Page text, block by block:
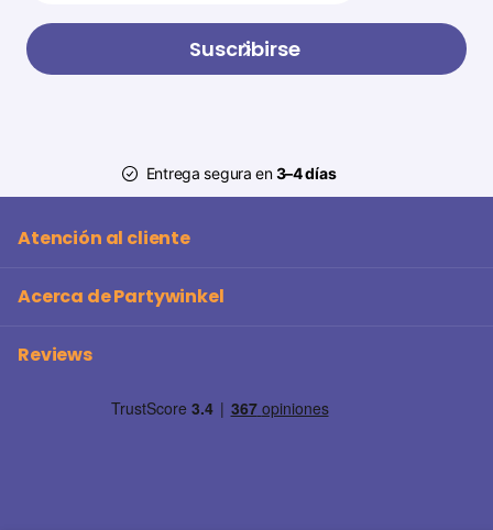
Suscribirse
Entrega segura en3–4 días
Atención al cliente
Acerca de Partywinkel
Reviews